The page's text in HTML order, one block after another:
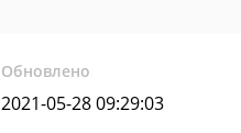
Обновлено
2021-05-28 09:29:03